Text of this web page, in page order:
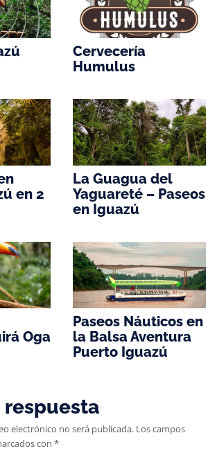
Cervecería
Humulus
en 2
La Guagua del
Yaguareté – Paseos
en Iguazú
Oga
Paseos Náuticos en
la Balsa Aventura
Puerto Iguazú
respuesta
electrónico no será publicada. Los campos
con *